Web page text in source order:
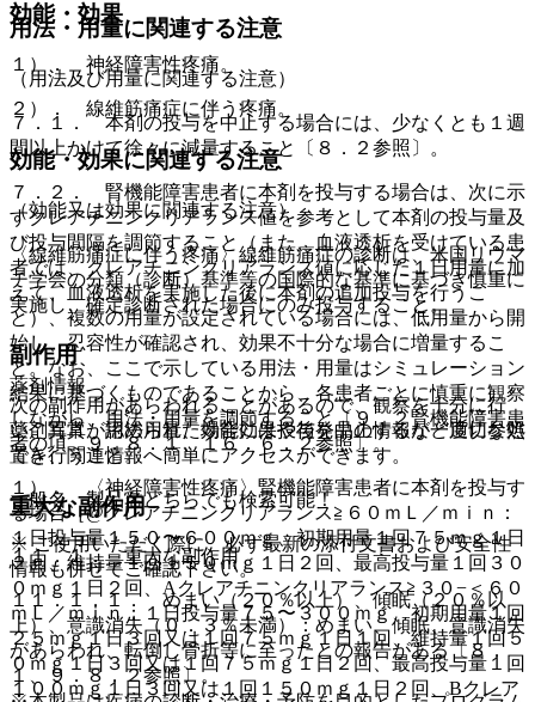
効能・効果
１）． 神経障害性疼痛。
２）． 線維筋痛症に伴う疼痛。
効能・効果に関連する注意
（効能又は効果に関連する注意）
〈線維筋痛症に伴う疼痛〉線維筋痛症の診断は、米国リウマ
チ学会の分類（診断）基準等の国際的な基準に基づき慎重に
実施し、確定診断された場合にのみ投与すること。
副作用
次の副作用があらわれることがあるので、観察を十分に行
い、異常が認められた場合には投与を中止するなど適切な処
置を行うこと。
重大な副作用
１１．１． 重大な副作用
１１．１．１． めまい（２０％以上）、傾眠（２０％以
上）、意識消失（０．３％未満）：めまい、傾眠、意識消失
があらわれ、転倒し骨折等に至ったとの報告がある〔８．
１、９．８．２参照〕。
用法・用量に関連する注意
（用法及び用量に関連する注意）
７．１． 本剤の投与を中止する場合には、少なくとも１週
間以上かけて徐々に減量すること〔８．２参照〕。
７．２． 腎機能障害患者に本剤を投与する場合は、次に示
すクレアチニンクリアランス値を参考として本剤の投与量及
び投与間隔を調節すること（また、血液透析を受けている患
者では、クレアチニンクリアランス値に応じた１日用量に加
えて、血液透析を実施した後に本剤の追加投与を行うこ
と）、複数の用量が設定されている場合には、低用量から開
始し、忍容性が確認され、効果不十分な場合に増量するこ
と。なお、ここで示している用法・用量はシミュレーション
結果に基づくものであることから、各患者ごとに慎重に観察
しながら、用法・用量を調節すること〔９．２腎機能障害患
者の項、９．８．１、１６．６．２参照〕。
１）． 〈神経障害性疼痛〉腎機能障害患者に本剤を投与す
る場合［@クレアチニンクリアランス≧６０ｍＬ／ｍｉｎ：
１日投与量１５０〜６００ｍｇ、初期用量１回７５ｍｇ１日
２回、維持量１回１５０ｍｇ１日２回、最高投与量１回３０
０ｍｇ１日２回、Aクレアチニンクリアランス≧３０−＜６０
ｍＬ／ｍｉｎ：１日投与量７５〜３００ｍｇ、初期用量１回
２５ｍｇ１日３回又は１回７５ｍｇ１日１回、維持量１回５
０ｍｇ１日３回又は１回７５ｍｇ１日２回、最高投与量１回
１００ｍｇ１日３回又は１回１５０ｍｇ１日２回、Bクレア
薬剤情報
薬剤写真、用法用量、効能効果や後発品の情報が一度に参照
でき、関連情報へ簡単にアクセスができます。
一般名、製品名どちらでも検索可能！
※ ご使用いただく際に、必ず最新の添付文書および安全性
情報も併せてご確認下さい。